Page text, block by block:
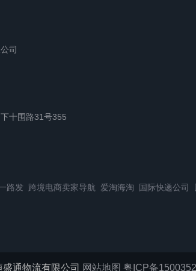
司
十围路31号355
路发 跨境电商卖家导航 爱淘海淘 国际快递公司
通物流有限公司 网站地图 粤ICP备